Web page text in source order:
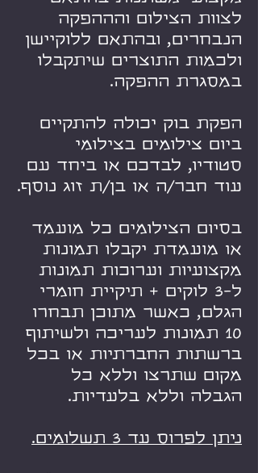
לצוות הצילום והההפקה
הנבחרים, ובהתאם ללוקיישן
ולכמות התוצרים שיתקבלו
במסגרת ההפקה.
הפקת בוק יכולה להתקיים
ביום צילומים בצילומי
סטודיו, לבדכם או ביחד עם
עוד חבר/ה או בן/ת זוג נוסף.
בסיום הצילומים כל מועמד
או מועמדת יקבלו תמונות
מקצועיות וערוכות תמונות
ל-3 לוקים + תיקיית חומרי
הגלם, כאשר מתוכן תבחרו
10 תמונות לעריכה ולשיתוף
ברשתות החברתיות או בכל
מקום שתרצו וללא כל
הגבלה וללא בלעדיות.
ניתן לפרוס עד 3 תשלומים.